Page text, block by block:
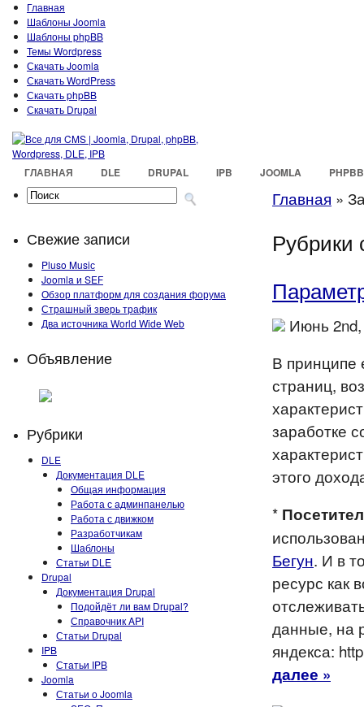
Главная
Шаблоны Joomla
Шаблоны phpBB
Темы Wordpress
Скачать Joomla
Скачать WordPress
Скачать phpBB
Скачать Drupal
ГЛАВНАЯ DLE DRUPAL IPB JOOMLA PHPBB
Свежие записи
Pluso Musiс
Joomla и SEF
Обзор платформ для создания форума
Страшный зверь трафик
Два источника World Wide Web
Объявление
Рубрики
DLE
Документация DLE
Общая информация
Работа с админпанелью
Работа с движком
Разработчикам
Шаблоны
Статьи DLE
Drupal
Документация Drupal
Подойдёт ли вам Drupal?
Справочник API
Статьи Drupal
IPB
Статьи IPB
Joomla
Статьи о Joomla
Главная »
Рубрики
Июнь
В принципе
страниц,
заработке
этого
*
Бегун. И в
ресурс как
данные, на
яндекса:
далее »